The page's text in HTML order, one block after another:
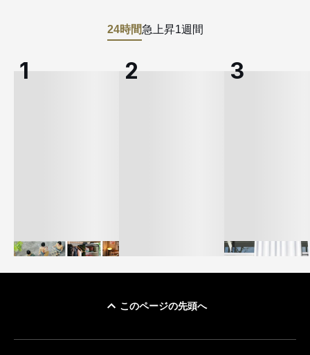
24時間急上昇1週間
このページの先頭へ